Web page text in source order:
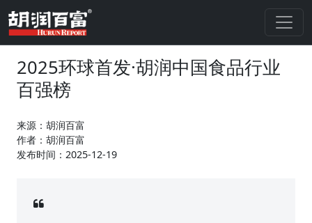
2025环球首发·胡润中国食品行业
百强榜
来源：胡润百富
作者：胡润百富
发布时间：2025-12-19